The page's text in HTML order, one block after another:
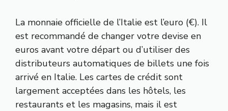
La monnaie officielle de l’Italie est l’euro (€). Il
est recommandé de changer votre devise en
euros avant votre départ ou d’utiliser des
distributeurs automatiques de billets une fois
arrivé en Italie. Les cartes de crédit sont
largement acceptées dans les hôtels, les
restaurants et les magasins, mais il est